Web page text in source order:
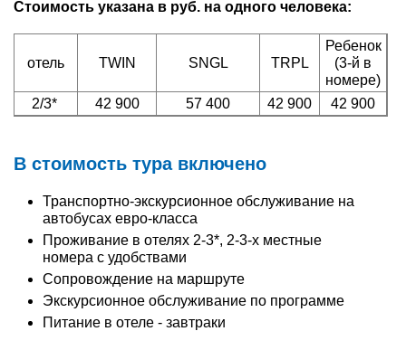
Стоимость указана в руб. на одного человека:
отель TWIN SNGL TRPL
Ребенок
(3-й в
номере)
2/3*
42 900 57 400 42 900 42 900
В стоимость тура включено
Транспортно-экскурсионное обслуживание на
автобусах евро-класса
Проживание в отелях 2-3*, 2-3-х местные
номера с удобствами
Сопровождение на маршруте
Экскурсионное обслуживание по программе
Питание в отеле - завтраки